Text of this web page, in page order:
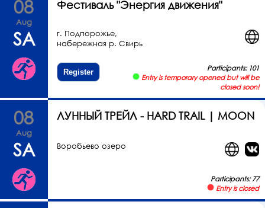
08
Aug
SA
Фестиваль "Энергия движения"
г. Подпорожье,
набережная р. Свирь
Register
Participants: 101
Entry is temporary opened but will be
closed soon!
08
Aug
SA
ЛУННЫЙ ТРЕЙЛ - HARD TRAIL | MOON
Воробьево озеро
Participants: 77
Entry is closed